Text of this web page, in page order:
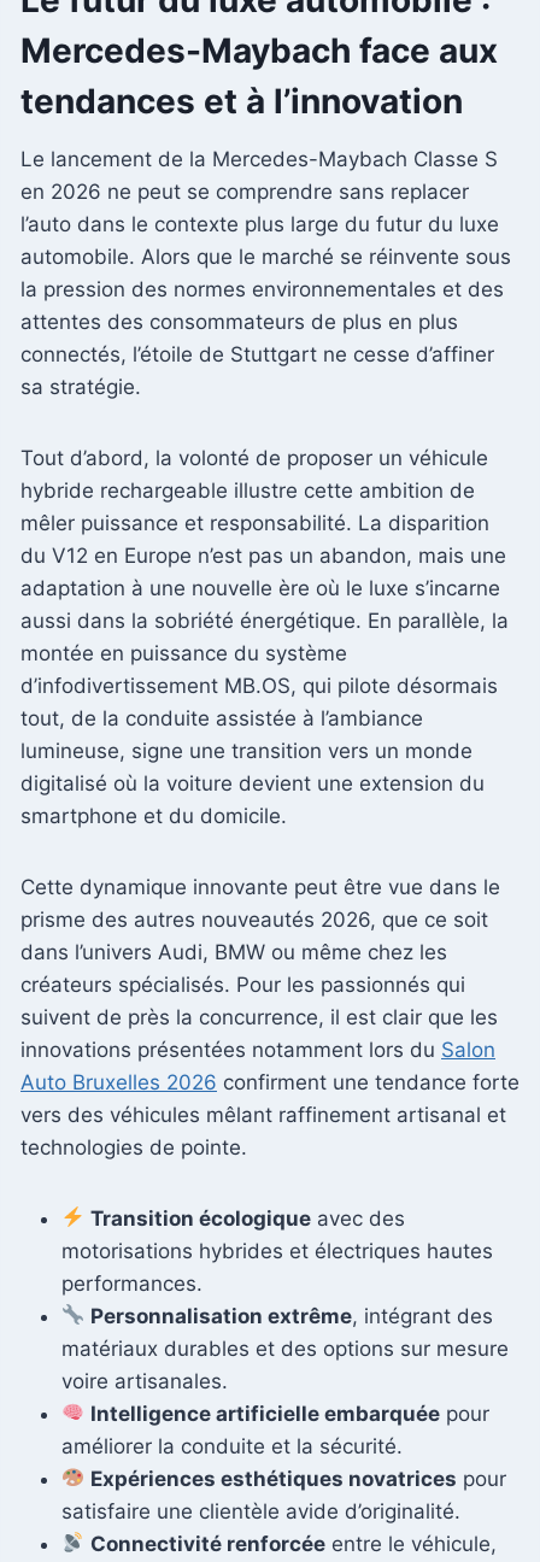
Mercedes-Maybach face aux
tendances et à l’innovation
Le lancement de la Mercedes-Maybach Classe S
en 2026 ne peut se comprendre sans replacer
l’auto dans le contexte plus large du futur du luxe
automobile. Alors que le marché se réinvente sous
la pression des normes environnementales et des
attentes des consommateurs de plus en plus
connectés, l’étoile de Stuttgart ne cesse d’affiner
sa stratégie.
Tout d’abord, la volonté de proposer un véhicule
hybride rechargeable illustre cette ambition de
mêler puissance et responsabilité. La disparition
du V12 en Europe n’est pas un abandon, mais une
adaptation à une nouvelle ère où le luxe s’incarne
aussi dans la sobriété énergétique. En parallèle, la
montée en puissance du système
d’infodivertissement MB.OS, qui pilote désormais
tout, de la conduite assistée à l’ambiance
lumineuse, signe une transition vers un monde
digitalisé où la voiture devient une extension du
smartphone et du domicile.
Cette dynamique innovante peut être vue dans le
prisme des autres nouveautés 2026, que ce soit
dans l’univers Audi, BMW ou même chez les
créateurs spécialisés. Pour les passionnés qui
suivent de près la concurrence, il est clair que les
innovations présentées notamment lors du Salon
Auto Bruxelles 2026 confirment une tendance forte
vers des véhicules mêlant raffinement artisanal et
technologies de pointe.
Transition écologique avec des
motorisations hybrides et électriques hautes
performances.
Personnalisation extrême, intégrant des
matériaux durables et des options sur mesure
voire artisanales.
Intelligence artificielle embarquée pour
améliorer la conduite et la sécurité.
Expériences esthétiques novatrices pour
satisfaire une clientèle avide d’originalité.
Connectivité renforcée entre le véhicule,